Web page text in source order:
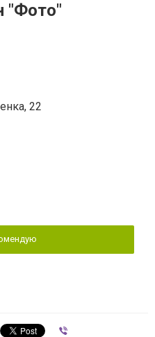
"Фото"
22